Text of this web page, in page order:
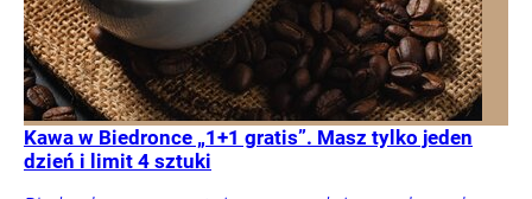
Kawa w Biedronce „1+1 gratis”. Masz tylko jeden
dzień i limit 4 sztuki